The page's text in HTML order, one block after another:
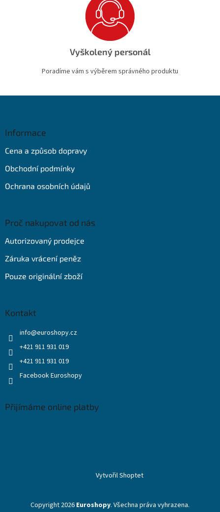
Vyškolený personál
Poradíme vám s výběrem správného produktu
Informace
Cena a způsob dopravy
Obchodní podmínky
Ochrana osobních údajů
Proč nakupovat od nás
Autorizovaný prodejce
Záruka vrácení peněz
Pouze originální zboží
Kontakt
info@euroshopy.cz
+421 911 931 019
+421 911 931 019
Facebook Euroshopy
Přijímáme online platby
Vytvořil Shoptet
Copyright 2026 Euroshopy. Všechna práva vyhrazena.